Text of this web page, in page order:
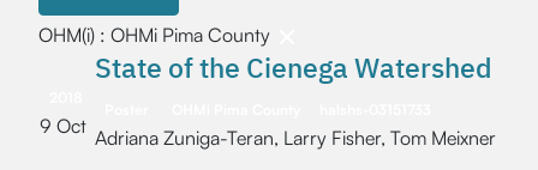
OHM(i) : OHMi Pima County
9 Oct
State of the Cienega Watershed
Adriana Zuniga-Teran, Larry Fisher, Tom Meixner